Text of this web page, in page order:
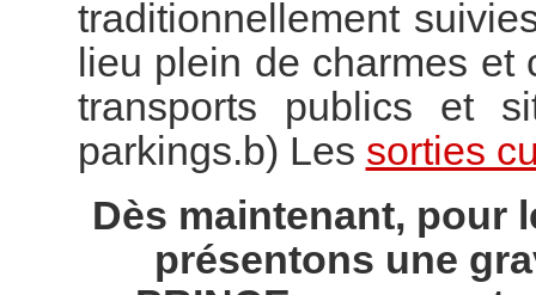
traditionnellement
lieu plein de charmes et
transports publics et
parkings.b) Les sorties
Dès maintenant, pour
présentons une